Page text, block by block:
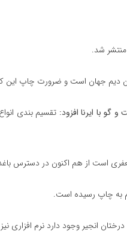
شد.
دیم جهان است و ضرورت چاپ
گو با ایرنا افزود: تقسیم بندی
انجیر وجود دارد نرم